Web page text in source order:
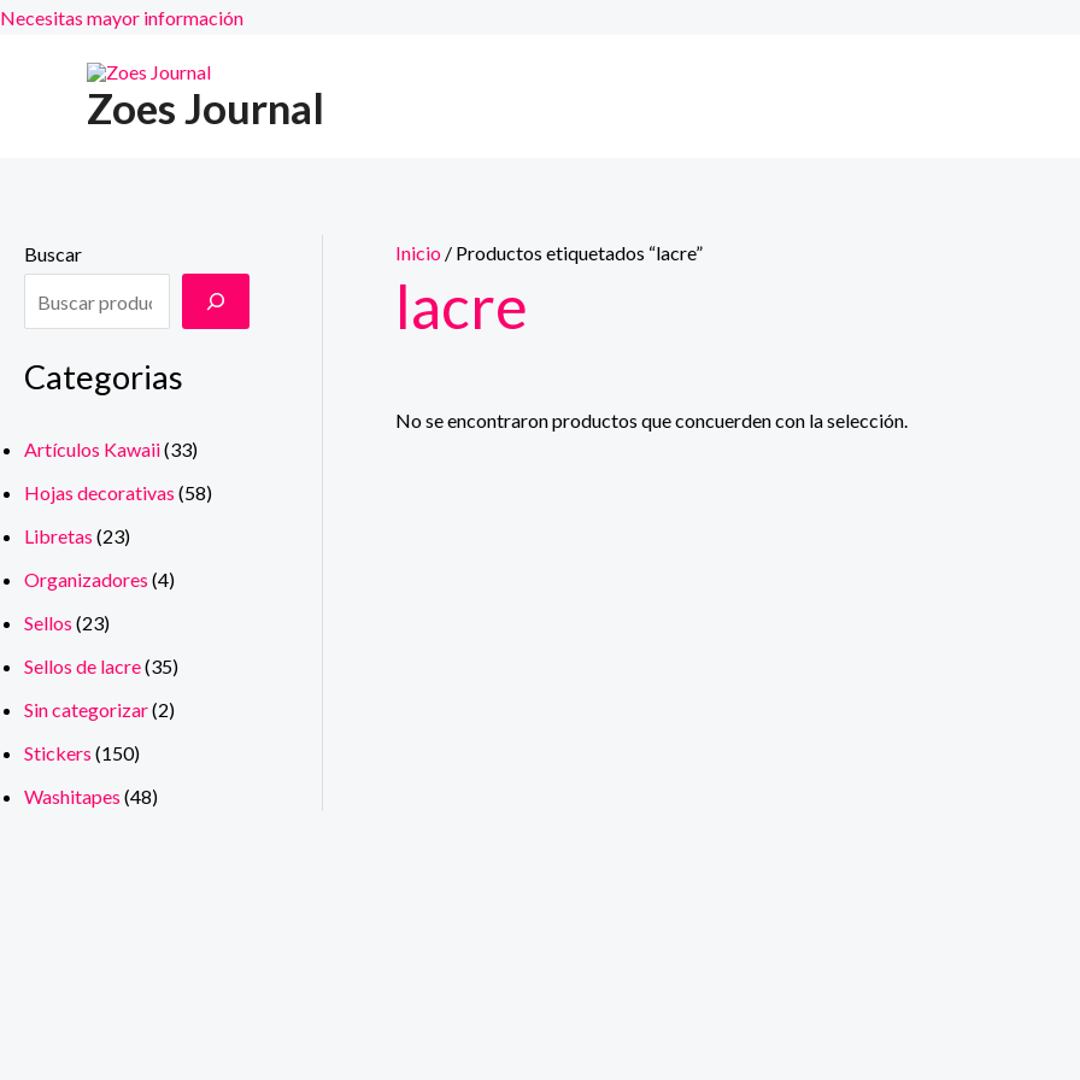
Necesitas mayor información
Zoes Journal
Buscar
Categorias
Artículos Kawaii(33)
Hojas decorativas (58)
Libretas (23)
Organizadores (4)
Sellos (23)
Sellos de lacre(35)
Sin categorizar(2)
Stickers (150)
Washitapes (48)
Inicio/ Productos etiquetados “lacre”
lacre
No se encontraron productos que concuerden con la selección.